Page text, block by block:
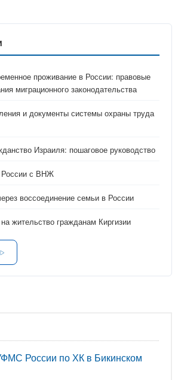
проживание в России: правовые
миграционного законодательства
и документы системы охраны труда
Израиля: пошаговое руководство
России с ВНЖ
воссоединение семьи в России
жительство гражданам Киргизии
России по ХК в Бикинском